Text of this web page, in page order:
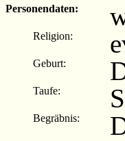
Personendaten:
Religion:
Geburt:
Taufe:
Begräbnis: